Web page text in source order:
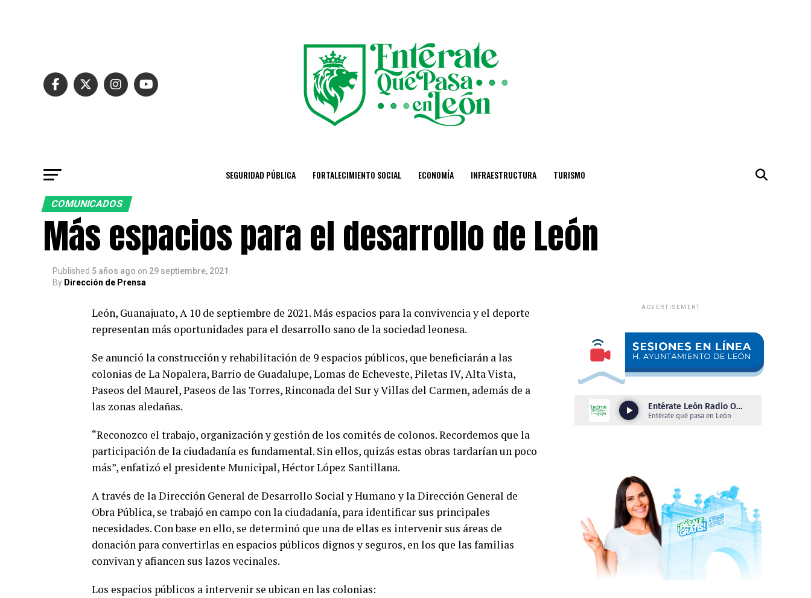
SEGURIDAD PÚBLICA FORTALECIMIENTO SOCIAL ECONOMÍA INFRAESTRUCTURA TURISMO
COMUNICADOS
Más espacios para el desarrollo de León
Published 5 años ago on 29 septiembre, 2021
By Dirección de Prensa
León, Guanajuato, A 10 de septiembre de 2021. Más espacios para la convivencia y el deporte
representan más oportunidades para el desarrollo sano de la sociedad leonesa.
Se anunció la construcción y rehabilitación de 9 espacios públicos, que beneficiarán a las
colonias de La Nopalera, Barrio de Guadalupe, Lomas de Echeveste, Piletas IV, Alta Vista,
Paseos del Maurel, Paseos de las Torres, Rinconada del Sur y Villas del Carmen, además de a
las zonas aledañas.
“Reconozco el trabajo, organización y gestión de los comités de colonos. Recordemos que la
participación de la ciudadanía es fundamental. Sin ellos, quizás estas obras tardarían un poco
más”, enfatizó el presidente Municipal, Héctor López Santillana.
A través de la Dirección General de Desarrollo Social y Humano y la Dirección General de
Obra Pública, se trabajó en campo con la ciudadanía, para identificar sus principales
necesidades. Con base en ello, se determinó que una de ellas es intervenir sus áreas de
donación para convertirlas en espacios públicos dignos y seguros, en los que las familias
convivan y afiancen sus lazos vecinales.
Los espacios públicos a intervenir se ubican en las colonias:
ADVERTISEMENT